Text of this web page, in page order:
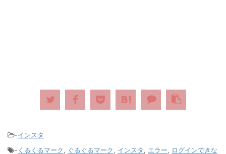
-インスタ
- くるくるマーク, ぐるぐるマーク, インスタ, エラー, ログインできな